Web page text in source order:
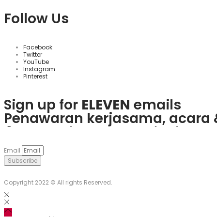
Follow Us
Facebook
Twitter
YouTube
Instagram
Pinterest
Sign up for ELEVEN emails
Penawaran kerjasama,
Rasakan keseruan plinko slot
Mainkan 1win dan nikmati
Če obožujete vznemirjenje
odlične ponudbe.
Visita goobet y gana hoy. ¡Es
Email
Subscribe
Copyright 2022 © All rights Reserved.